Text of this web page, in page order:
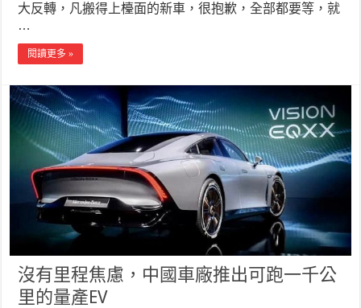
大反轉，凡搬得上檯面的新車，很抱歉，全部都要等，就
…
閱讀更多 »
沒有里程焦慮，中國車廠推出可跑一千公
里的量產EV